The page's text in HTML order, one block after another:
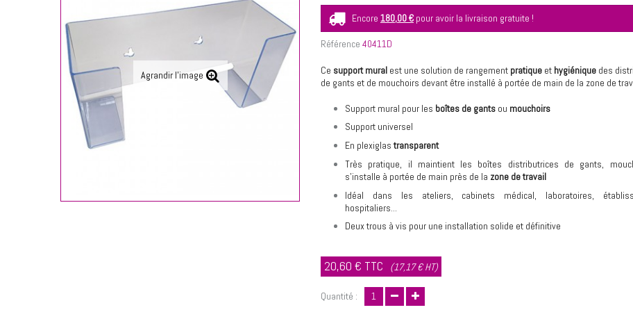
Agrandir l'image
Encore 180,00 € pour avoir la livraison gratuite !
Référence 40411D
Ce support mural est une solution de rangement pratique et hygiénique des
de gants et de mouchoirs devant être installé à portée de main de la zone de
Support mural pour les boîtes de gants ou mouchoirs
Support universel
En plexiglastransparent
Très pratique, il maintient les boîtes distributrices de gants,
s’installe à portée de main près de la zone de travail
Idéal dans les ateliers, cabinets médical, laboratoires,
hospitaliers...
Deux trous à vis pour une installation solide et définitive
20,60 € TTC (17,17 € HT)
Quantité :